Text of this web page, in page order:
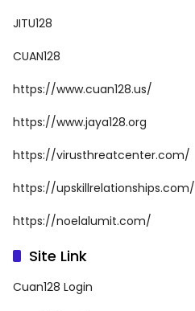
JITU128
CUAN128
https://www.cuan128.us/
https://www.jaya128.org
https://virusthreatcenter.com/
https://upskillrelationships.com/
https://noelalumit.com/
Site Link
Cuan128 Login